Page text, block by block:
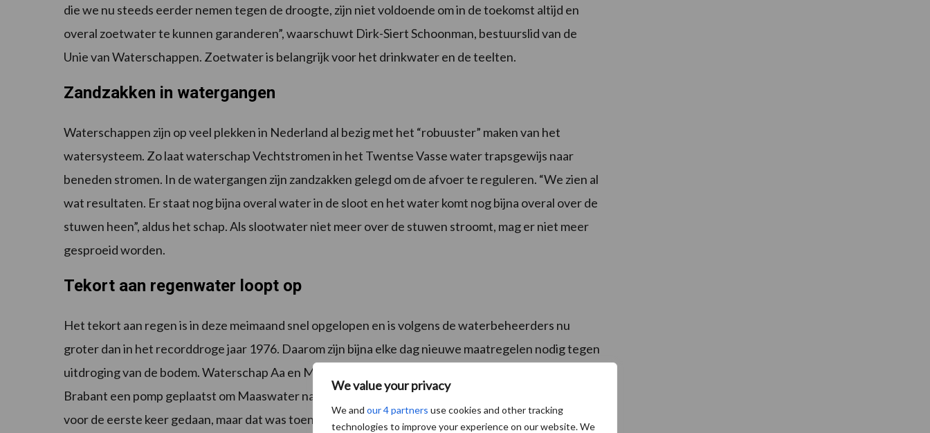
We value your privacy
We and our 4 partners use cookies and other tracking
technologies to improve your experience on our website. We
die we nu steeds eerder nemen tegen de droogte, zijn niet voldoende om in de toekomst altijd en
overal zoetwater te kunnen garanderen”, waarschuwt Dirk-Siert Schoonman, bestuurslid van de
Unie van Waterschappen. Zoetwater is belangrijk voor het drinkwater en de teelten.
Zandzakken in watergangen
Waterschappen zijn op veel plekken in Nederland al bezig met het “robuuster” maken van het
watersysteem. Zo laat waterschap Vechtstromen in het Twentse Vasse water trapsgewijs naar
beneden stromen. In de watergangen zijn zandzakken gelegd om de afvoer te reguleren. “We zien al
wat resultaten. Er staat nog bijna overal water in de sloot en het water komt nog bijna overal over de
stuwen heen”, aldus het schap. Als slootwater niet meer over de stuwen stroomt, mag er niet meer
gesproeid worden.
Tekort aan regenwater loopt op
Het tekort aan regen is in deze meimaand snel opgelopen en is volgens de waterbeheerders nu
groter dan in het recorddroge jaar 1976. Daarom zijn bijna elke dag nieuwe maatregelen nodig tegen
uitdroging van de bodem. Waterschap Aa en Maas heeft vrijdag tussen Sambeek en Oeffelt in
Brabant een pomp geplaatst om Maaswater naar de droge beken en sloten te leiden. Dat is vorig jaar
voor de eerste keer gedaan, maar dat was toen pas in augustus. Brabantse Delta geeft eenmalig